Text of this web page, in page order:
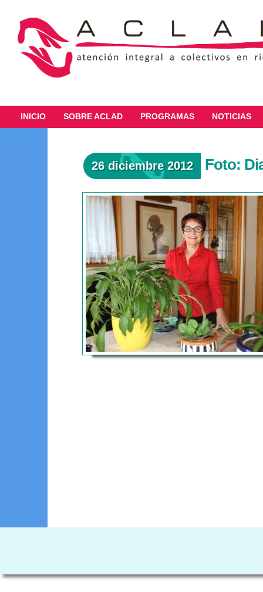
INICIO SOBRE ACLAD PROGRAMAS NOTICIAS
26 diciembre 2012 Foto: